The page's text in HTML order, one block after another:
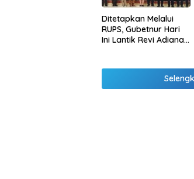
Ditetapkan Melalui
RUPS, Gubetnur Hari
Ini Lantik Revi Adiana